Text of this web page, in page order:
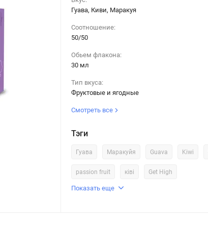
Гуава, Киви, Маракуя
Соотношение:
50/50
Обьем флакона:
30 мл
Тип вкуса:
Фруктовые и ягодные
Смотреть все
Тэги
Гуава Маракуйя Guava Kiwi
passion fruit ківі Get High
Показать еще